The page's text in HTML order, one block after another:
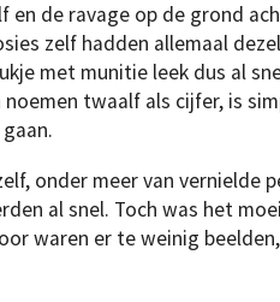
en de ravage op de grond
zelf hadden allemaal
met munitie leek dus al
noemen twaalf als cijfer, is
onder meer van vernielde
al snel. Toch was het
waren er te weinig